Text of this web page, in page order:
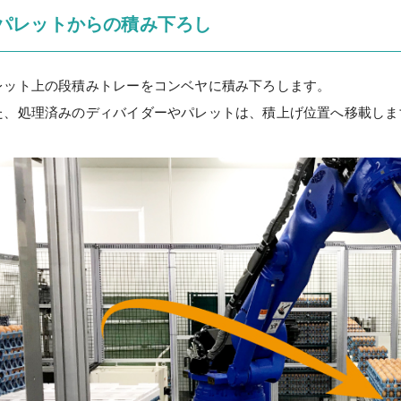
レットからの積み下ろし
ット上の段積みトレーをコンベヤに積み下ろします。
、処理済みのディバイダーやパレットは、積上げ位置へ移載し